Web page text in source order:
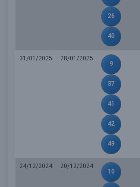
26
40
31/01/2025
28/01/2025
9
37
41
42
49
24/12/2024
20/12/2024
10